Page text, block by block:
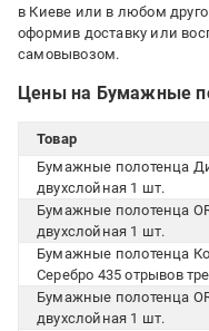
в Киеве или в любом
оформив доставку или
самовывозом.
Цены на Бумажные
Товар
Бумажные полотенца
двухслойная 1 шт.
Бумажные полотенца
двухслойная 1 шт.
Бумажные полотенца
Серебро 435 отрывов
Бумажные полотенца
двухслойная 1 шт.